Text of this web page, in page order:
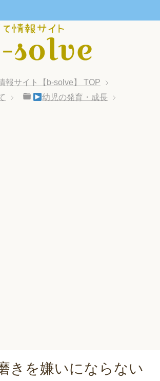
報サイト【b-solve】
TOP
幼児の発育・成長
きを嫌いにならない